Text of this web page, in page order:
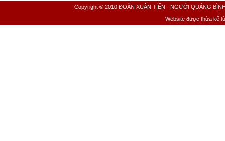
Copyright © 2010 ĐOÀN XUÂN TIẾN - NGƯỜI QUẢNG
Website được thừa kế